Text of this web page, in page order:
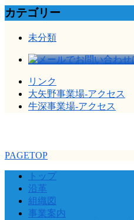
カテゴリー
未分類
リンク
大矢野事業場-アクセス
牛深事業場-アクセス
PAGETOP
トップ
沿革
組織図
事業案内